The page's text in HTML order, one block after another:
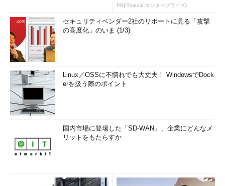
PR(ITmedia エンタープライズ)
セキュリティベンダー2社のリポートに見る「攻撃
の高度化」のいま (1/3)
Linux／OSSに不慣れでも大丈夫！ WindowsでDock
erを扱う際のポイント
国内市場に登場した「SD-WAN」、企業にどんなメ
リットをもたらすか